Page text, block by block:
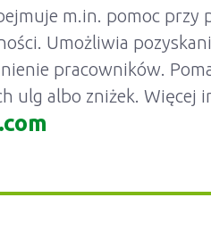
m.in. pomoc przy
Umożliwia
pracowników.
ulg albo zniżek. Więcej